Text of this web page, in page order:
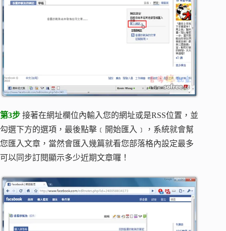
第3步 接著在網址欄位內輸入您的網址或是RSS位置，並
勾選下方的選項，最後點擊﹝開始匯入﹞，系統就會幫
您匯入文章，當然會匯入幾篇就看您部落格內設定最多
可以同步訂閱顯示多少近期文章囉！